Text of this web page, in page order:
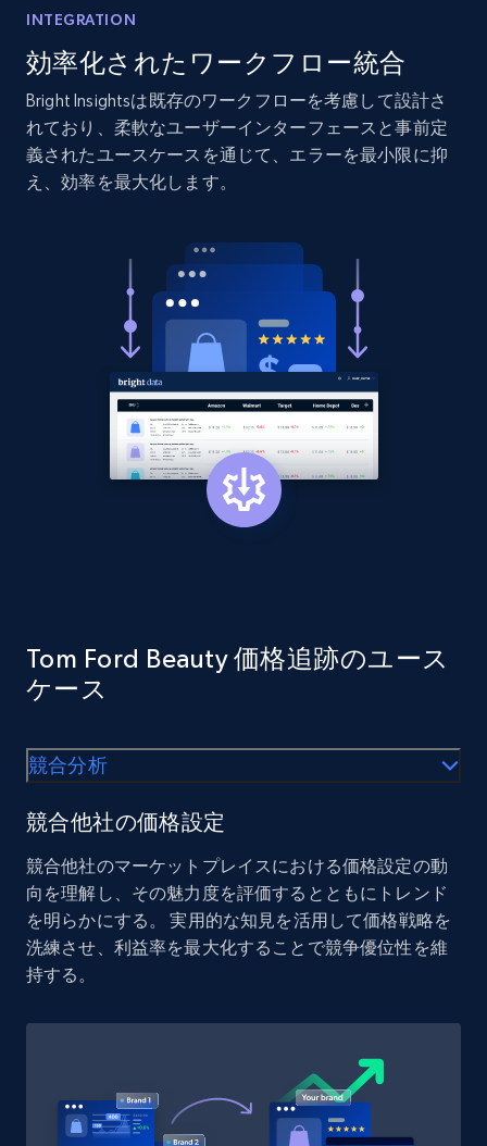
Amazon products global dataset - Collect
Amazon products by seller URL
Title, Seller name, Brand, Description, Initial
price, Currency, Availability, Reviews count, and
375+ 今すぐ始める
Amazon products global dataset - Collect
products from Brands URLs
Title, Seller name, Brand, Description, Initial
price, Currency, Availability, Reviews count, and
URL, Product id, Listing inventory id, Title, Rating,
Reviews count shop, Reviews count item, Initial
1.9K+ 323+ 今すぐ始める
Etsy - Collect data on products using
specified keywords
URL, Product id, Listing inventory id, Title, Rating,
Reviews count shop, Reviews count item, Initial
今すぐ始める
INTEGRATION
効率化されたワークフロー統合
Bright Insightsは既存のワークフローを考慮して設計さ
れており、柔軟なユーザーインターフェースと事前定
義されたユースケースを通じて、エラーを最小限に抑
え、効率を最大化します。
Tom Ford Beauty 価格追跡のユース
ケース
競合分析
競合他社の価格設定
競合他社のマーケットプレイスにおける価格設定の動
向を理解し、その魅力度を評価するとともにトレンド
を明らかにする。 実用的な知見を活用して価格戦略を
洗練させ、利益率を最大化することで競争優位性を維
持する。